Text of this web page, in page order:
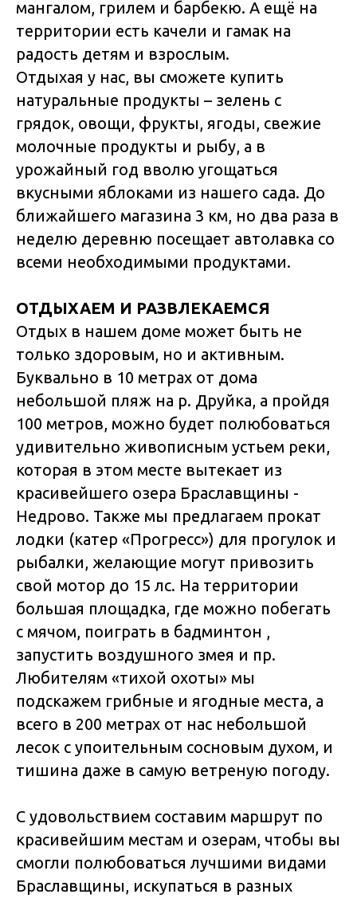
мангалом, грилем и барбекю. А ещё на
территории есть качели и гамак на
радость детям и взрослым.
Отдыхая у нас, вы сможете купить
натуральные продукты – зелень с
грядок, овощи, фрукты, ягоды, свежие
молочные продукты и рыбу, а в
урожайный год вволю угощаться
вкусными яблоками из нашего сада. До
ближайшего магазина 3 км, но два раза в
неделю деревню посещает автолавка со
всеми необходимыми продуктами.
ОТДЫХАЕМ И РАЗВЛЕКАЕМСЯ
Отдых в нашем доме может быть не
только здоровым, но и активным.
Буквально в 10 метрах от дома
небольшой пляж на р. Друйка, а пройдя
100 метров, можно будет полюбоваться
удивительно живописным устьем реки,
которая в этом месте вытекает из
красивейшего озера Браславщины -
Недрово. Также мы предлагаем прокат
лодки (катер «Прогресс») для прогулок и
рыбалки, желающие могут привозить
свой мотор до 15 лс. На территории
большая площадка, где можно побегать
с мячом, поиграть в бадминтон ,
запустить воздушного змея и пр.
Любителям «тихой охоты» мы
подскажем грибные и ягодные места, а
всего в 200 метрах от нас небольшой
лесок с упоительным сосновым духом, и
тишина даже в самую ветреную погоду.
С удовольствием составим маршрут по
красивейшим местам и озерам, чтобы вы
смогли полюбоваться лучшими видами
Браславщины, искупаться в разных